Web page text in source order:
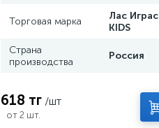
Торговая марка
Лас Играс
KIDS
Страна
производства
Россия
618 тг /шт
от 2 шт.